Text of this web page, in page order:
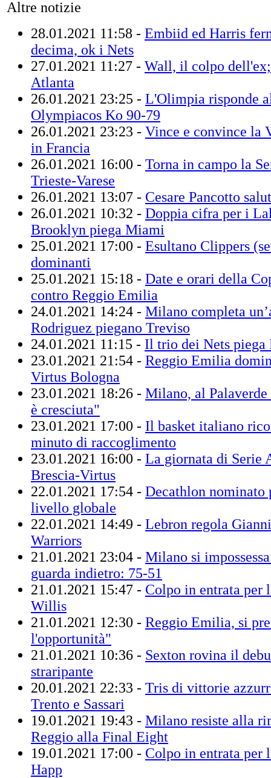
Altre notizie
28.01.2021 11:58 - Embiid ed Harris
decima, ok i Nets
27.01.2021 11:27 - Wall, il colpo
Atlanta
26.01.2021 23:25 - L'Olimpia risponde
Olympiacos Ko 90-79
26.01.2021 23:23 - Vince e convince la
in Francia
26.01.2021 16:00 - Torna in campo la
Trieste-Varese
26.01.2021 13:07 - Cesare Pancotto
26.01.2021 10:32 - Doppia cifra per i
Brooklyn piega Miami
25.01.2021 17:00 - Esultano Clippers
dominanti
25.01.2021 15:18 - Date e orari della
contro Reggio Emilia
24.01.2021 14:24 - Milano completa
Rodriguez piegano Treviso
24.01.2021 11:15 - Il trio dei Nets
23.01.2021 21:54 - Reggio Emilia
Virtus Bologna
23.01.2021 18:26 - Milano, al
è cresciuta"
23.01.2021 17:00 - Il basket italiano
minuto di raccoglimento
23.01.2021 16:00 - La giornata di Serie
Brescia-Virtus
22.01.2021 17:54 - Decathlon
livello globale
22.01.2021 14:49 - Lebron regola
Warriors
21.01.2021 23:04 - Milano si
guarda indietro: 75-51
21.01.2021 15:47 - Colpo in entrata per
Willis
21.01.2021 12:30 - Reggio Emilia, si
l'opportunità"
21.01.2021 10:36 - Sexton rovina il
straripante
20.01.2021 22:33 - Tris di vittorie
Trento e Sassari
19.01.2021 19:43 - Milano resiste alla
Reggio alla Final Eight
19.01.2021 17:00 - Colpo in entrata per
Happ